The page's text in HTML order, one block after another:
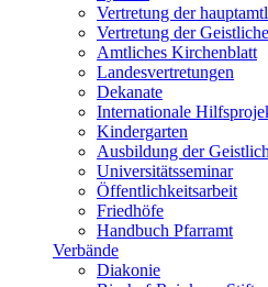
Vertretung der
Vertretung der
Amtliches Kirchenblatt
Landesvertretungen
Dekanate
Internationale
Kindergarten
Ausbildung der
Universitätsseminar
Öffentlichkeitsarbeit
Friedhöfe
Handbuch Pfarramt
Verbände
Diakonie